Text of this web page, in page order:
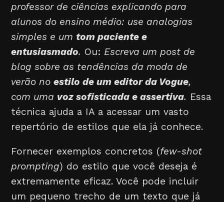
professor de ciências explicando para
alunos do ensino médio: use analogias
simples e um tom paciente e
entusiasmado. Ou: Escreva um post de
blog sobre as tendências da moda de
verão noestilo de um editor da Vogue,
com uma voz sofisticada e assertiva. Essa
técnica ajuda a IA a acessar um vasto
repertório de estilos que ela já conhece.
Fornecer exemplos concretos (few-shot
prompting) do estilo que você deseja é
extremamente eficaz. Você pode incluir
um pequeno trecho de um texto que já